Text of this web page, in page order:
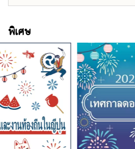
เมืองฟุคุซากิยังเป็นเมือ
ภูเขาสีเขียวชอุ่ม โดยมีแ
ใจกลางเมือง และเป็นพื้
ประวัติศาสตร์และวัฒนธ
พิเศษ